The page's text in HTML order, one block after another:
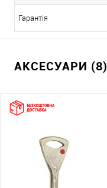
Гарантія
АКСЕСУАРИ (8)